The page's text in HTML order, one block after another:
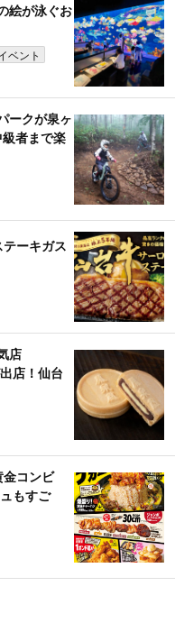
絵が泳ぐお
ベント
ークが泉ヶ
者まで楽
テーキガス
店
店！仙台
コンビ
もすご